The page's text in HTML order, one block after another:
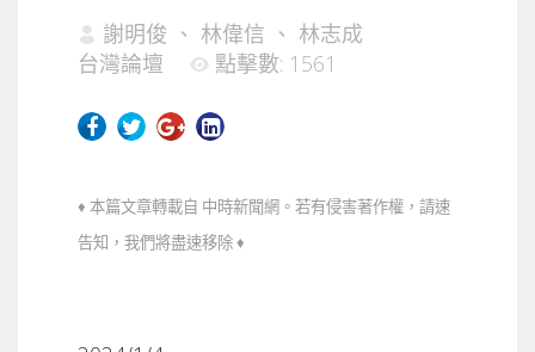
謝明俊 、 林偉信 、 林志成
台灣論壇
點擊數: 1561
♦ 本篇文章轉載自 中時新聞網。若有侵害著作權，請速
告知，我們將盡速移除 ♦